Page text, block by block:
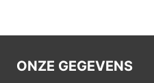
ONZE GEGEVENS